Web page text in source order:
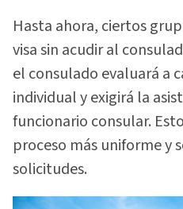
Hasta ahora, ciertos
visa sin acudir al
el consulado evaluará a
individual y exigirá la
funcionario consular.
proceso más uniforme y
solicitudes.